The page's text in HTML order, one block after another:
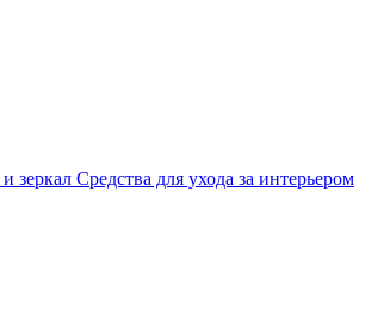
зеркал Средства для ухода за интерьером